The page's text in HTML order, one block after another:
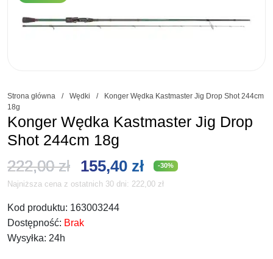
Strona główna / Wędki /
Konger Wędka Kastmaster Jig Drop Shot 244cm
18g
Konger Wędka Kastmaster Jig Drop
Shot 244cm 18g
222,00zł Pierwotna
cena
wynosiła:
155,40 złAktualna
cena
-30%
Najniższa cena z ostatnich 30 dni: 222,00 zł
Kod produktu: 163003244
Dostępność: Brak
Wysyłka: 24h